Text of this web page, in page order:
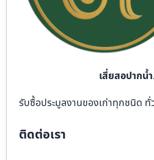
เสี่ยสอปากน้
รับซื้อประมูลงานของเก่าทุกชนิด
ติดต่อเรา